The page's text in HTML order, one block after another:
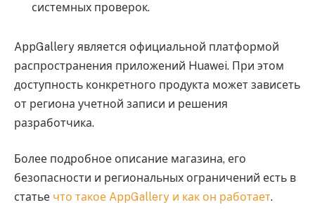
системных проверок.
AppGallery является официальной платформой
распространения приложений Huawei. При этом
доступность конкретного продукта может зависеть
от региона учетной записи и решения
разработчика.
Более подробное описание магазина, его
безопасности и региональных ограничений есть в
статье что такое AppGallery и как он работает.